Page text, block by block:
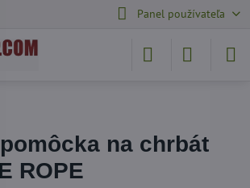
Panel používateľa
na chrbát
ROPE